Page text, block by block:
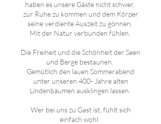
haben es unsere Gäste nicht schwer,
zur Ruhe zu kommen und dem Körper
seine verdiente Auszeit zu gönnen.
Mit der Natur verbunden fühlen.
Die Freiheit und die Schönheit der Seen
und Berge bestaunen.
Gemütlich den lauen Sommerabend
unter unseren 400- Jahre alten
Lindenbäumen ausklingen lassen. ​
Wer bei uns zu Gast ist, fühlt sich
einfach wohl. ​